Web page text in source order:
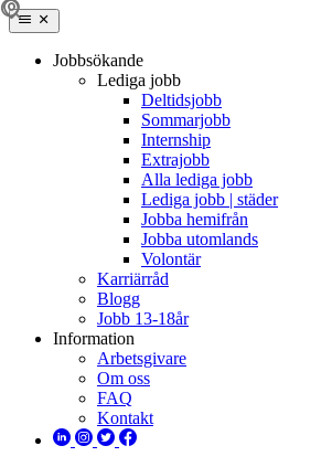
Jobbsökande
Lediga jobb
Deltidsjobb
Sommarjobb
Internship
Extrajobb
Alla lediga jobb
Lediga jobb | städer
Jobba hemifrån
Jobba utomlands
Volontär
Karriärråd
Blogg
Jobb 13-18år
Information
Arbetsgivare
Om oss
FAQ
Kontakt